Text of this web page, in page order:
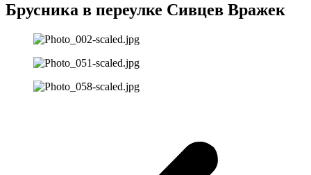
Брусника в переулке Сивцев Вражек